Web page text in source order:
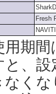
Fresh
用期
と、
なく